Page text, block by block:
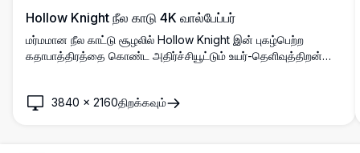
Hollow Knight நீல காடு 4K வால்பேப்பர்
மர்மமான நீல காட்டு சூழலில் Hollow Knight இன் புகழ்பெற்ற
கதாபாத்திரத்தை கொண்ட அதிர்ச்சியூட்டும் உயர்-தெளிவுத்திறன்
சரியான மந்திர வளிமண்டலத்துடன் அழகான செல்-ஷேடட்
3840 × 2160திறக்கவும்